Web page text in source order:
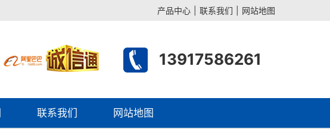
产品中心 联系我们 网站地图
13917586261
联系我们 网站地图